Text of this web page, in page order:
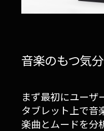
音楽のもつ気
まず最初にユーザ
タブレット上で音
楽曲とムードを分